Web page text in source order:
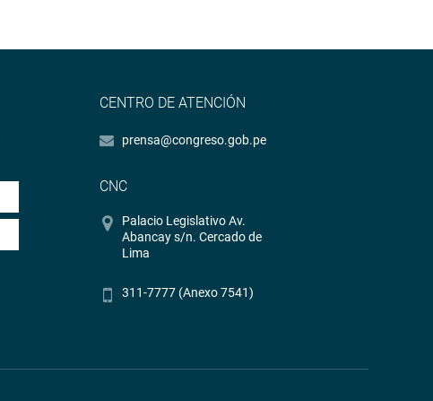
CENTRO DE ATENCIÓN
prensa@congreso.gob.pe
CNC
Palacio Legislativo Av.
Abancay s/n. Cercado de
Lima
311-7777 (Anexo 7541)